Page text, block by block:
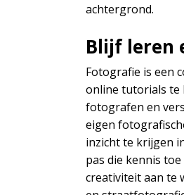
achtergrond.
Blijf leren
Fotografie is een
online tutorials te
fotografen en
eigen
inzicht te krijgen
pas die kennis
creativiteit aan te